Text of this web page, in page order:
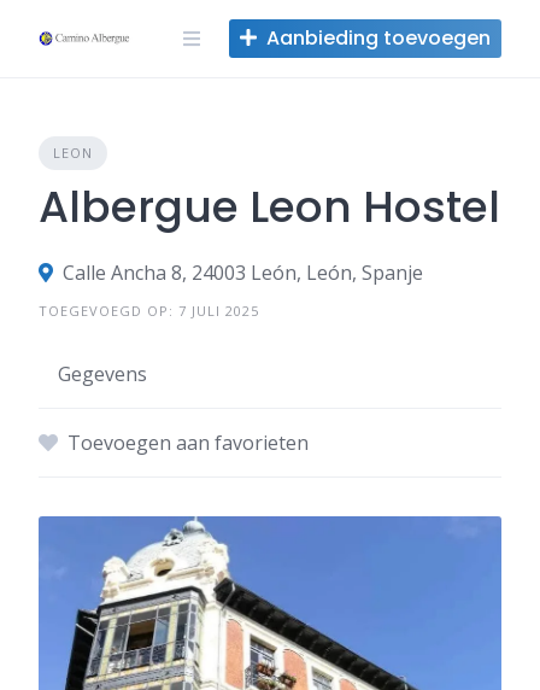
naar
Aanbieding toevoegen
LEON
Albergue Leon Hostel
Calle Ancha 8, 24003 León, León, Spanje
TOEGEVOEGD OP: 7 JULI 2025
Gegevens
Toevoegen aan favorieten